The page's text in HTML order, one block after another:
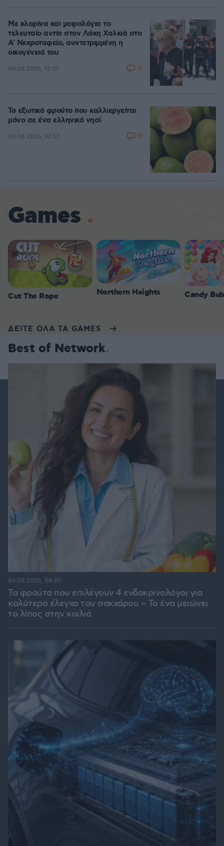
Με κλαρίνα και μοιρολόγια το
τελευταίο αντίο στον Λάκη Χαλκιά στο
A' Νεκροταφείο, συντετριμμένη η
οικογένειά του
06.08.2026, 13:10 11
Το εξωτικό φρούτο που καλλιεργείται
μόνο σε ένα ελληνικό νησί
06.08.2026, 10:57 11
Games
Cut The Rope Northern Heights Candy
ΔΕΙΤΕ ΟΛΑ ΤΑ GAMES
Best of Network
Τα φρούτα που επιλέγουν 4 ενδοκρινολόγοι για
καλύτερο έλεγχο του σακχάρου – Το ένα μειώνει
το λίπος στην κοιλιά
06.08.2026, 08:01